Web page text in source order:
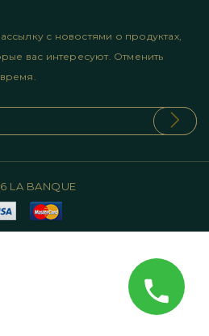
с новостями о продуктах,
вас интересуют. Отменить
LA BANQUE